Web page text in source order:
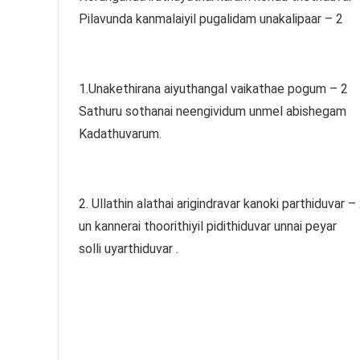
Pilavunda kanmalaiyil pugalidam unakalipaar – 2
1.Unakethirana aiyuthangal vaikathae pogum – 2
Sathuru sothanai neengividum unmel abishegam
Kadathuvarum.
2. Ullathin alathai arigindravar kanoki parthiduvar –
un kannerai thoorithiyil pidithiduvar unnai peyar
solli uyarthiduvar .